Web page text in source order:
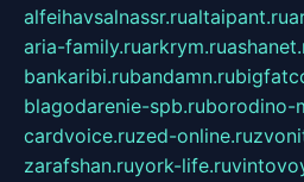
alfeihavsalnassr.rualtaipant.ru
aria-family.ruarkrym.ru
bankaribi.rubandamn.ru
blagodarenie-spb.ruborodino-
cardvoice.ruzed-online.ru
zarafshan.ruyork-life.ru